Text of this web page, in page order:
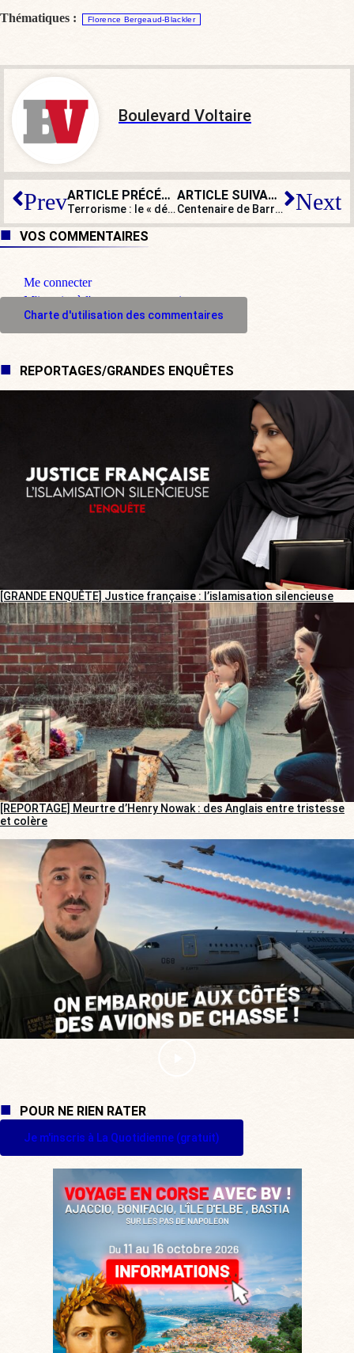
Thématiques : Florence Bergeaud-Blackler
Boulevard Voltaire
Prev ARTICLE PRÉCÉDENT
Terrorisme : le « déséquilibrisme », ou le déni par la psychiatrie
ARTICLE SUIVANT
Centenaire de Barrès : messages posthumes à une jeunesse française déracinée Next
VOS COMMENTAIRES
Me connecter
M'inscrire à l'espace commentaire
Charte d'utilisation des commentaires
REPORTAGES/GRANDES ENQUÊTES
[GRANDE ENQUÊTE] Justice française : l’islamisation silencieuse
[REPORTAGE] Meurtre d’Henry Nowak : des Anglais entre tristesse
et colère
POUR NE RIEN RATER
Je m'inscris à La Quotidienne (gratuit)